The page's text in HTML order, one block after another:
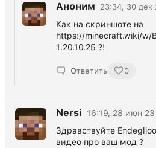
Аноним 23:34, 30 дек
Как на скриншоте на
https://minecraft.wiki/w/
1.20.10.25 ?!
Ответить 0
Nersi
16:19, 28 июн 23
Здравствуйте
видео про ваш мод ?